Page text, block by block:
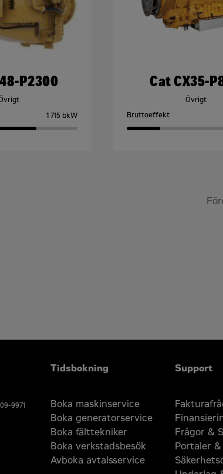
P2300
1 715 bkW
Cat CX35-
Övrigt
Bruttoeffekt
9971
Tidsbokning
Boka maskinservice
Boka generatorservice
Boka fälttekniker
Boka verkstadsbesök
Avboka avtalsservice
Support
Frågor &
Portaler